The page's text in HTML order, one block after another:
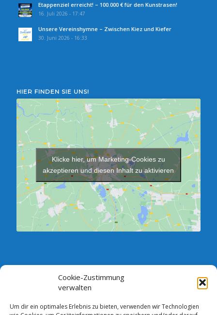
Cookie-Zustimmung
verwalten
Um dir ein optimales Erlebnis zu bieten, verwenden wir Technologien
Etappenziel erreicht! – 100.000 € für den Kunstrasen!
16. Juli 2026 - 17:47
Unsere Vereinshymne – Zwischen Kiez und Kiefer
30. Juni 2026 - 16:33
HIER FINDEN SIE UNS!
Klicke hier, um Marketing-Cookies zu
akzeptieren und diesen Inhalt zu aktivieren
SPRECHSTUNDE DES VORSTANDES:
Jeden Dienstag zwischen 18.00 und 19.00 Uhr im Verein,
Vorstandszimmer (Neubau)